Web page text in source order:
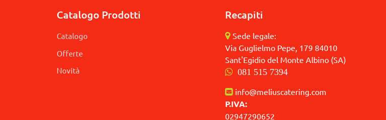
Catalogo Prodotti
Catalogo
Offerte
Novità
Recapiti
Sede legale:
Via Guglielmo Pepe, 179 84010
Sant'Egidio del Monte Albino (SA)
081 515 7394
info@meliuscatering.com
P.IVA:
02947290652